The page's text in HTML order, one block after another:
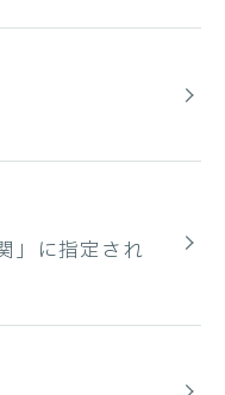
」に指定され